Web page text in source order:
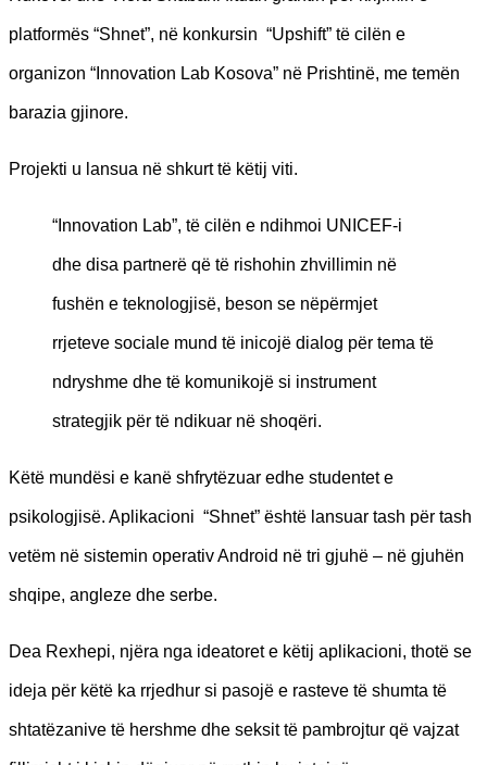
platformës “Shnet”, në konkursin “Upshift” të cilën e
organizon “Innovation Lab Kosova” në Prishtinë, me temën
barazia gjinore.
Projekti u lansua në shkurt të këtij viti.
“Innovation Lab”, të cilën e ndihmoi UNICEF-i
dhe disa partnerë që të rishohin zhvillimin në
fushën e teknologjisë, beson se nëpërmjet
rrjeteve sociale mund të inicojë dialog për tema të
ndryshme dhe të komunikojë si instrument
strategjik për të ndikuar në shoqëri.
Këtë mundësi e kanë shfrytëzuar edhe studentet e
psikologjisë. Aplikacioni “Shnet” është lansuar tash për tash
vetëm në sistemin operativ Android në tri gjuhë – në gjuhën
shqipe, angleze dhe serbe.
Dea Rexhepi, njëra nga ideatoret e këtij aplikacioni, thotë se
ideja për këtë ka rrjedhur si pasojë e rasteve të shumta të
shtatëzanive të hershme dhe seksit të pambrojtur që vajzat